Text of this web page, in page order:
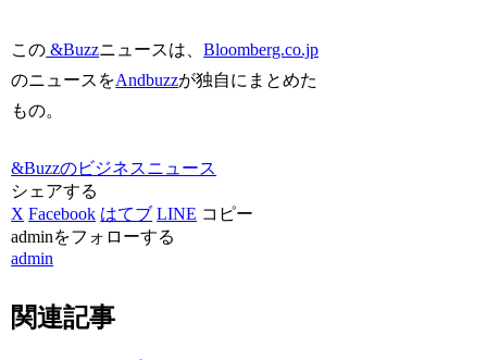
この &Buzzニュースは、Bloomberg.co.jp
のニュースをAndbuzzが独自にまとめた
もの。
&Buzzのビジネスニュース
シェアする
X Facebook はてブ LINE コピー
adminをフォローする
admin
関連記事